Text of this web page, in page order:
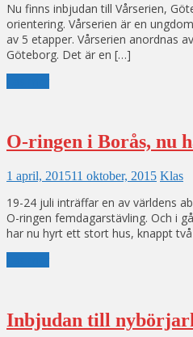
Nu finns inbjudan till Vårserien,
orientering. Vårserien är en
av 5 etapper. Vårserien anordnas
Göteborg. Det är en […]
O-ringen i Borås, nu
1 april, 201511 oktober, 2015 Klas
19-24 juli inträffar en av världens
O-ringen femdagarstävling. Och i
har nu hyrt ett stort hus, knappt
Inbjudan till